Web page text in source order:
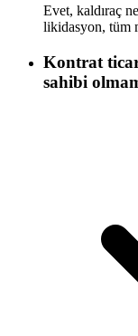
Evet, kaldıraç
likidasyon, tüm
Kontrat
sahibi